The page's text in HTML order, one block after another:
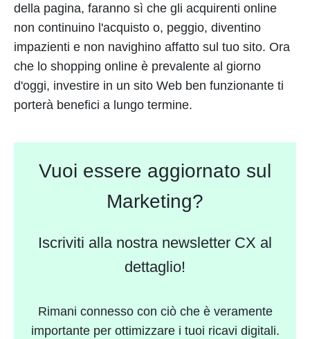
della pagina, faranno sì che gli acquirenti online
non continuino l'acquisto o, peggio, diventino
impazienti e non navighino affatto sul tuo sito. Ora
che lo shopping online è prevalente al giorno
d'oggi, investire in un sito Web ben funzionante ti
porterà benefici a lungo termine.
Vuoi essere aggiornato sul
Marketing?
Iscriviti alla nostra newsletter CX al
dettaglio!
Rimani connesso con ciò che è veramente
importante per ottimizzare i tuoi ricavi digitali.